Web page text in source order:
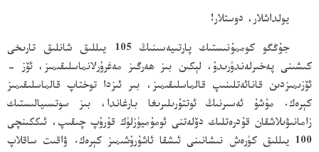
يولداشلار، دوستلار!
جۇڭگو كوممۇنىستىك پارتىيەسىنىڭ 105 يىللىق شانلىق تارىخى
كىشىنى پەخىرلەندۈرىدۇ، لېكىن بىز ھەرگىز مەغرۇرلانماسلىقىمىز، ئۆز -
ئۆزىمىزدىن قانائەتلىنىپ قالماسلىقىمىز، بىر ئىزدا توختاپ قالماسلىقىمىز
كېرەك. مۇشۇ ئەسىرنىڭ ئوتتۇرىلىرىغا بارغاندا، بىز سوتسىيالىستىك
زامانىۋىلاشقان قۇدرەتلىك دۆلەتنى ئومۇميۈزلۈك قۇرۇپ چىقىپ، ئىككىنچى
100 يىللىق كۈرەش نىشانىنى ئىشقا ئاشۇرۇشىمىز كېرەك. ۋاقىت ساقلاپ